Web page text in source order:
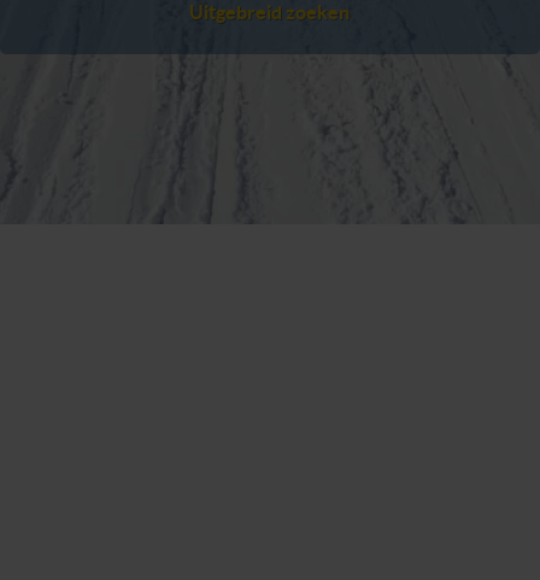
Uitgebreid zoeken